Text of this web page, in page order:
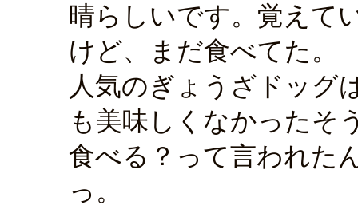
晴らしいです。覚えて
けど、まだ食べてた。
人気のぎょうざドッグ
も美味しくなかったそ
食べる？って言われた
っ。